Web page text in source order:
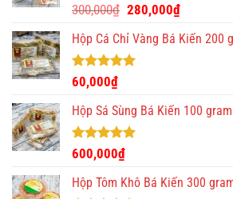
Được xếp
hạng
5.00
5 sao
300,000₫ Giá
là:
300,000₫.
280,000₫Giá
tại
Hộp Cá Chỉ Vàng Bá Kiến 200
Được xếp
hạng
5.00
5 sao
60,000₫
Hộp Sá Sùng Bá Kiến 100 gram
Được xếp
hạng
5.00
5 sao
600,000₫
Hộp Tôm Khô Bá Kiến 300